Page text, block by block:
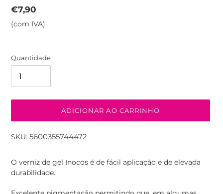
Preço
normal
€7,90
(com IVA)
Quantidade
ADICIONAR AO CARRINHO
SKU: 5600355744472
adicionar
produto
seu
O verniz de gel Inocos é de fácil aplicação e de elevada
durabilidade.